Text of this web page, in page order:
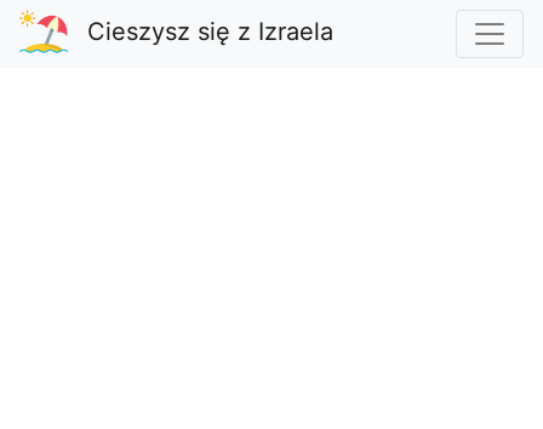
Cieszysz się z Izraela